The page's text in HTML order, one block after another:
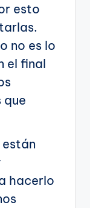
esto
no es lo
el final
que
hacerlo